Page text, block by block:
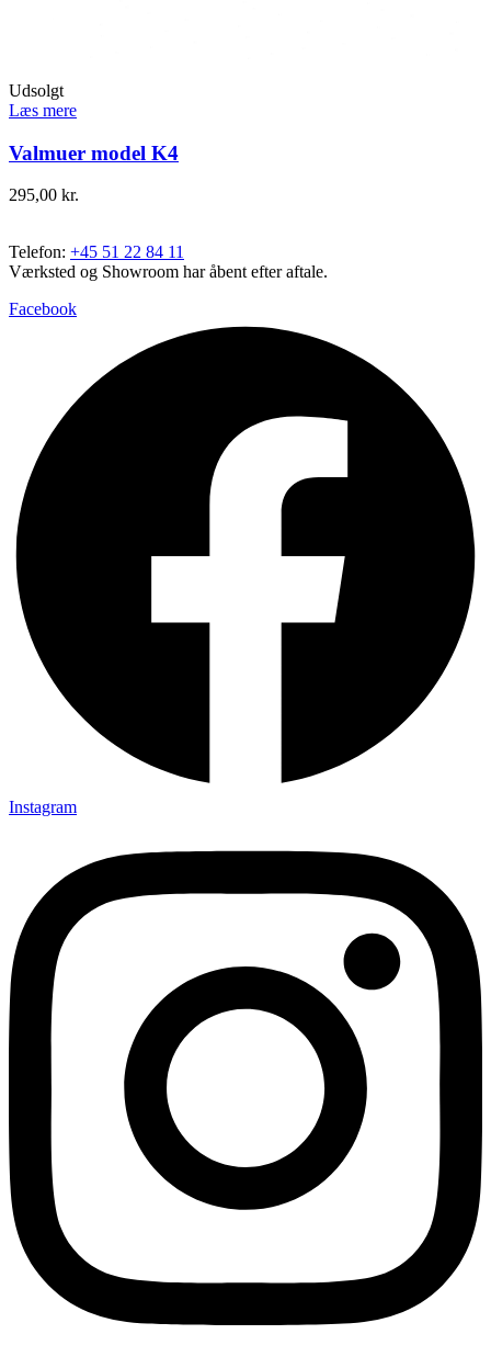
Udsolgt
Læs mere
Valmuer model K4
295,00 kr.
Telefon: +45 51 22 84 11
Værksted og Showroom har åbent efter aftale.
Facebook
Instagram